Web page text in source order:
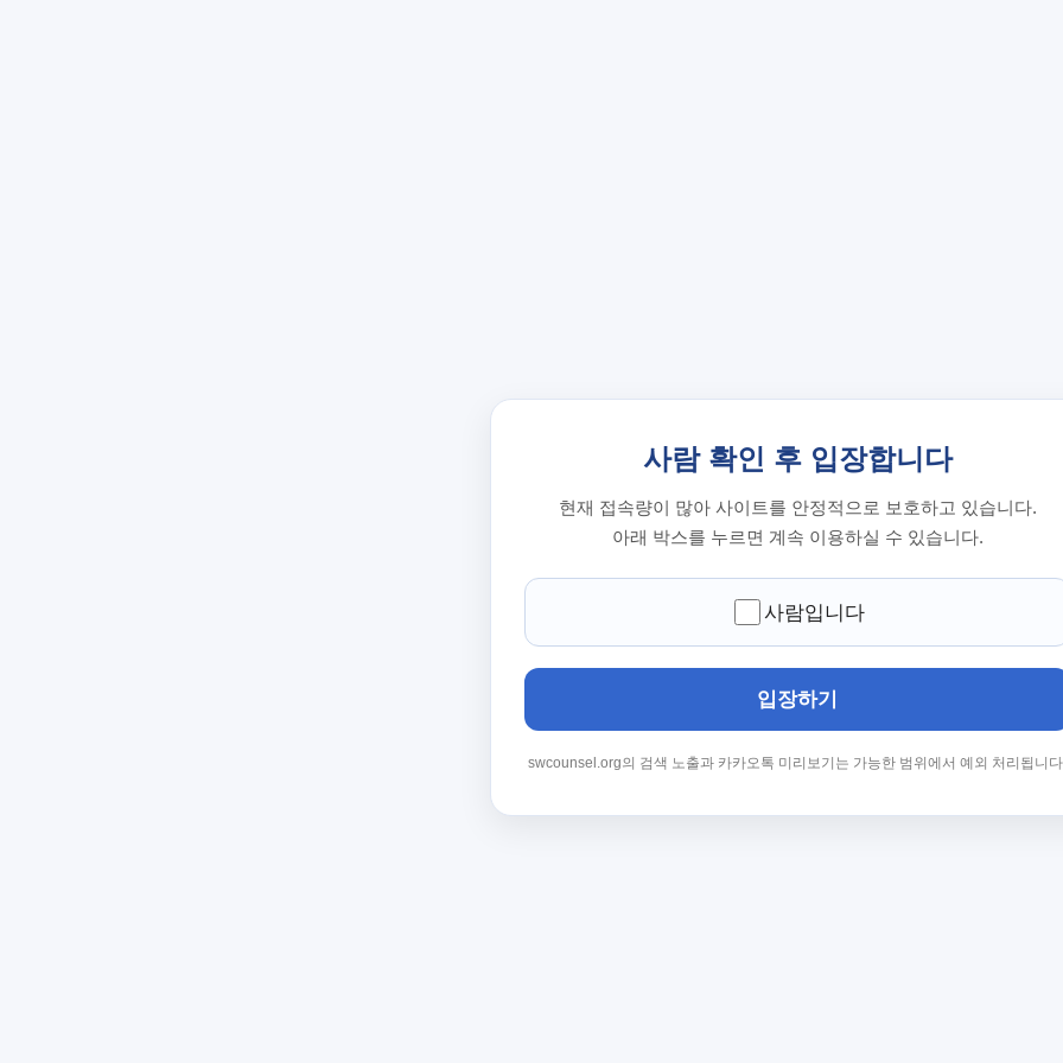
사람 확인 후 입장합니다
현재 접속량이 많아 사이트를 안정적으로 보호하고 있습니다.
아래 박스를 누르면 계속 이용하실 수 있습니다.
사람입니다
입장하기
swcounsel.org의 검색 노출과 카카오톡 미리보기는 가능한 범위에서 예외 처리됩니